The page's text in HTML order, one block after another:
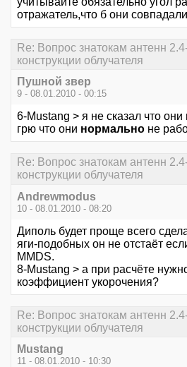
отражатель,что б они
Re: Вопрос знатокам антенн
конструкции облучателя
Пушной звер
9 - 08.01.2010 - 00:15
6-Mustang > я не сказал что
грю что они нормально не
Re: Вопрос знатокам антенн
конструкции облучателя
Andrewmodus
10 - 08.01.2010 - 08:20
Диполь будет проще всего
яги-подобных он не отстаёт
MMDS.
8-Mustang > а при расчёте
коэффициент укорочения?
Re: Вопрос знатокам антенн
конструкции облучателя
Mustang
11 - 08.01.2010 - 10:30